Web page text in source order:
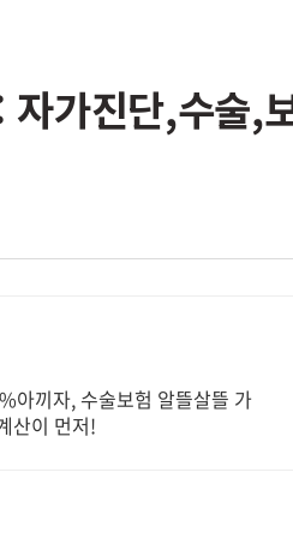
가진단,수술,
아끼자, 수술보험 알뜰살뜰 가
산이 먼저!